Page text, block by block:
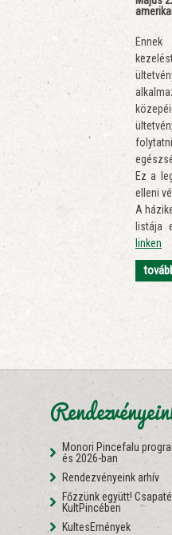
Ez a
elleni
A
listája
linken
Monori Pincefalu
és 2026-ban
Rendezvényeink arhív
Főzzünk együtt!
KultPincében
KultesEmények